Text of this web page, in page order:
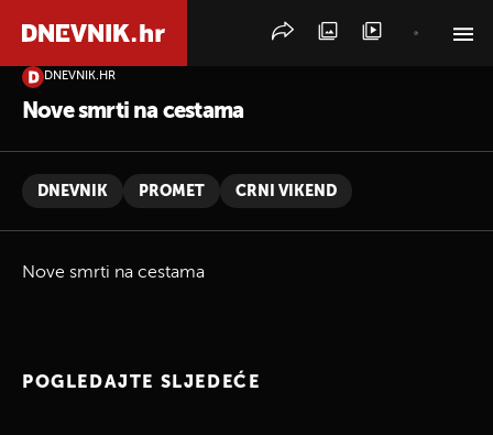
DNEVNIK.HR
Nove smrti na cestama
DNEVNIK PROMET CRNI VIKEND
Nove smrti na cestama
POGLEDAJTE SLJEDEĆE
PRETRAŽITE VIJESTI